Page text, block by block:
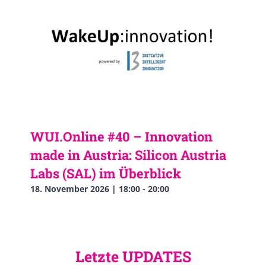
WUI.Online #40 – Innovation
made in Austria: Silicon Austria
Labs (SAL) im Überblick
18. November 2026 | 18:00 - 20:00
Letzte UPDATES